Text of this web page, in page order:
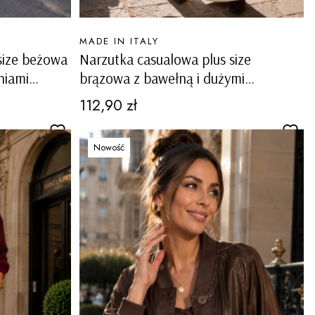
beżowa
Narzutka casualowa plus size
brązowa z bawełną i dużymi
kieszeniami Tapogliano
PRODUCENT
MADE IN ITALY
Cena
112,90 zł
Nowość